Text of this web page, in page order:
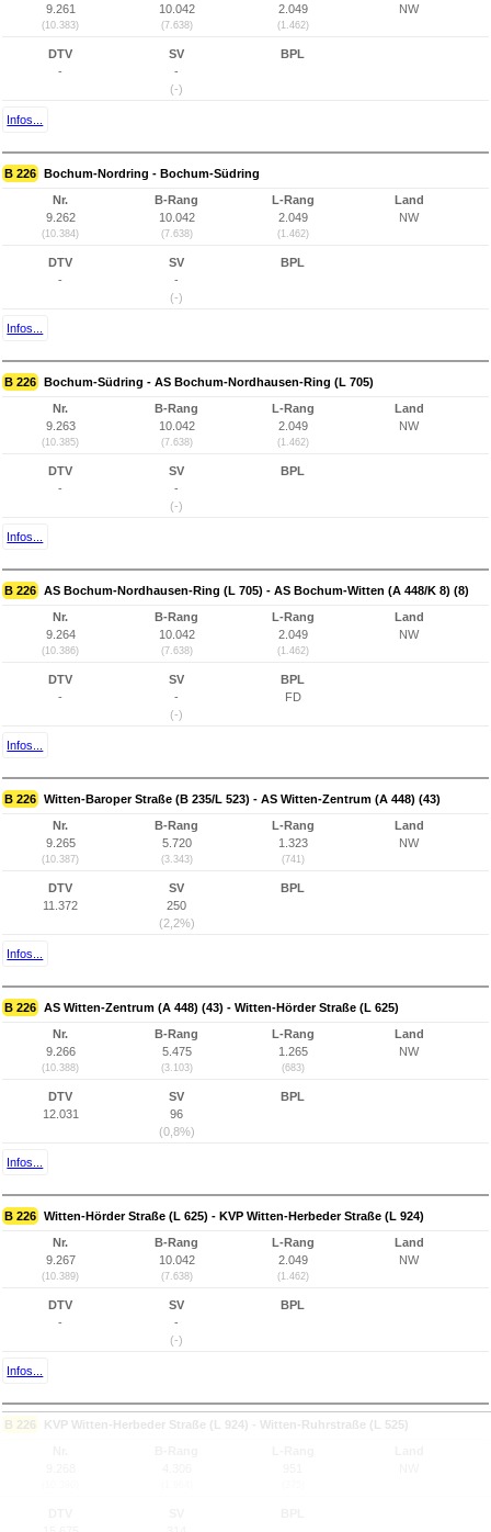
9.261
(10.383)
10.042
(7.638)
2.049
(1.462)
NW
DTV
-
SV
-
(-)
BPL
Infos...
B 226 Bochum-Nordring - Bochum-Südring
Nr.
9.262
(10.384)
B-Rang
10.042
(7.638)
L-Rang
2.049
(1.462)
Land
NW
DTV
-
SV
-
(-)
BPL
Infos...
B 226 Bochum-Südring - AS Bochum-Nordhausen-Ring (L 705)
Nr.
9.263
(10.385)
B-Rang
10.042
(7.638)
L-Rang
2.049
(1.462)
Land
NW
DTV
-
SV
-
(-)
BPL
Infos...
B 226 AS Bochum-Nordhausen-Ring (L 705) - AS Bochum-Witten (A 448/K 8) (8)
Nr.
9.264
(10.386)
B-Rang
10.042
(7.638)
L-Rang
2.049
(1.462)
Land
NW
DTV
-
SV
-
(-)
BPL
FD
Infos...
B 226 Witten-Baroper Straße (B 235/L 523) - AS Witten-Zentrum (A 448) (43)
Nr.
9.265
(10.387)
B-Rang
5.720
(3.343)
L-Rang
1.323
(741)
Land
NW
DTV
11.372
SV
250
(2,2%)
BPL
Infos...
B 226 AS Witten-Zentrum (A 448) (43) - Witten-Hörder Straße (L 625)
Nr.
9.266
(10.388)
B-Rang
5.475
(3.103)
L-Rang
1.265
(683)
Land
NW
DTV
12.031
SV
96
(0,8%)
BPL
Infos...
B 226 Witten-Hörder Straße (L 625) - KVP Witten-Herbeder Straße (L 924)
Nr.
9.267
(10.389)
B-Rang
10.042
(7.638)
L-Rang
2.049
(1.462)
Land
NW
DTV
-
SV
-
(-)
BPL
Infos...
B 226 KVP Witten-Herbeder Straße (L 924) - Witten-Ruhrstraße (L 525)